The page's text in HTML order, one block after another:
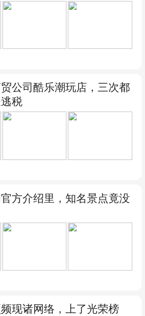
公司酷乐潮玩店，三次都
税
方介绍里，知名景点竟没
现诸网络，上了光荣榜